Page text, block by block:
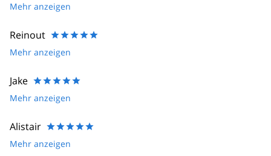
Mehr anzeigen
Reinout
Mehr anzeigen
Jake
Mehr anzeigen
Alistair
Mehr anzeigen